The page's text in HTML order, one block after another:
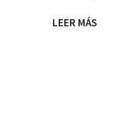
LEER MÁS